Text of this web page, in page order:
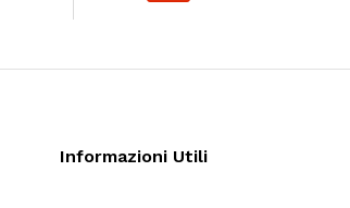
Informazioni Utili